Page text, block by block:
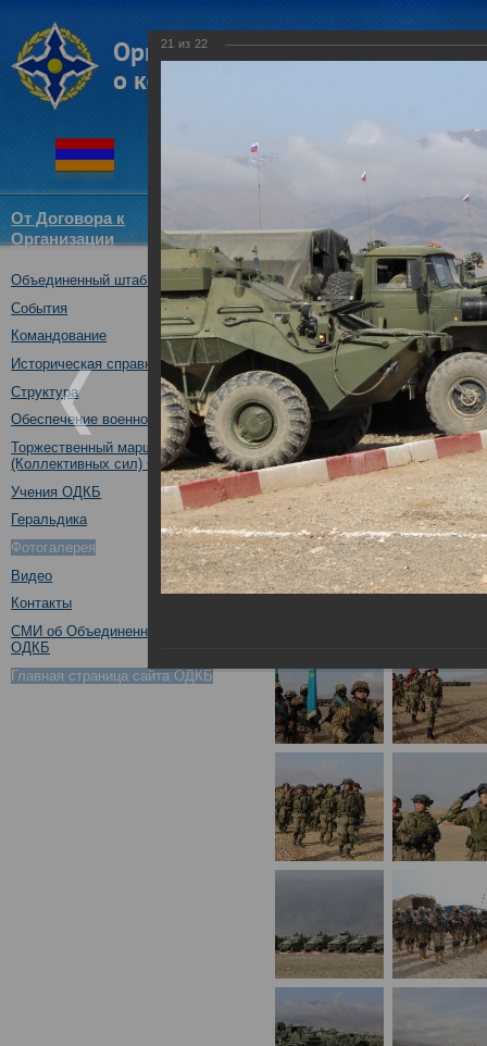
От Договора к
Организации
ОДКБ
Объединенный штаб ОДКБ
События
Командование
Историческая справка
Структура
Обеспечение военной безопасности
Торжественный марш Войск
(Коллективных сил) ОДКБ
Учения ОДКБ
Геральдика
Фотогалерея
Видео
Контакты
СМИ об Объединенном штабе
ОДКБ
Главная страница сайта ОДКБ
В Кыргызской
учение с воинскими
оперативного
«Взаимодействие-2018»
10.10.2018
21 из 22